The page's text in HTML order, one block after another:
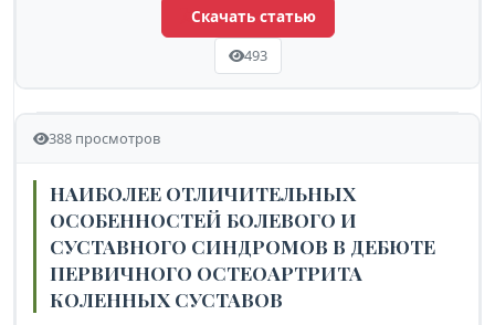
Скачать статью
493
388 просмотров
НАИБОЛЕЕ ОТЛИЧИТЕЛЬНЫХ
ОСОБЕННОСТЕЙ БОЛЕВОГО И
СУСТАВНОГО СИНДРОМОВ В ДЕБЮТЕ
ПЕРВИЧНОГО ОСТЕОАРТРИТА
КОЛЕННЫХ СУСТАВОВ